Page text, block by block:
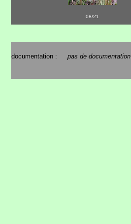
08/21
documentation : pas de documentation